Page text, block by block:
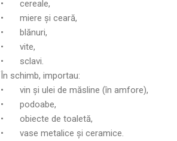
•
cereale,
•
miere și ceară,
•
blănuri,
•
vite,
•
sclavi.
În schimb, importau:
•
vin și ulei de măsline (în amfore),
•
podoabe,
•
obiecte de toaletă,
•
vase metalice și ceramice.